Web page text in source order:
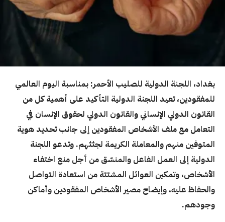
بغداد، اللجنة الدولية للصليب الأحمر: بمناسبة اليوم العالمي
للمفقودين، تعيد اللجنة الدولية التأكيد على أهمية كل من
القانون الدولي الإنساني والقانون الدولي لحقوق الإنسان في
التعامل مع ملف الأشخاص المفقودين إلى جانب تحديد هوية
المتوفين منهم والمعاملة الكريمة لجثثهم. وتدعو اللجنة
الدولية إلى العمل الفاعل والمنسّق من أجل منع اختفاء
الأشخاص، وتمكين العوائل المشتتة من استعادة التواصل
والحفاظ عليه، وإيضاح مصير الأشخاص المفقودين وأماكن
وجودهم.